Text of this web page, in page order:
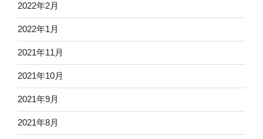
2022年2月
2022年1月
2021年11月
2021年10月
2021年9月
2021年8月